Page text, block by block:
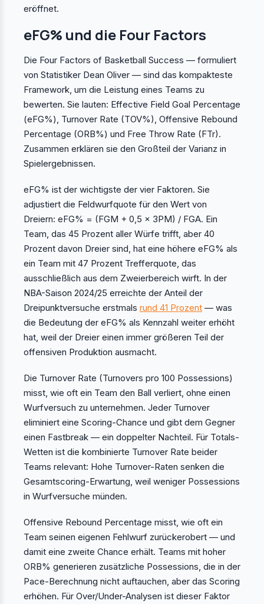
eröffnet.
eFG% und die Four Factors
Die Four Factors of Basketball Success — formuliert
von Statistiker Dean Oliver — sind das kompakteste
Framework, um die Leistung eines Teams zu
bewerten. Sie lauten: Effective Field Goal Percentage
(eFG%), Turnover Rate (TOV%), Offensive Rebound
Percentage (ORB%) und Free Throw Rate (FTr).
Zusammen erklären sie den Großteil der Varianz in
Spielergebnissen.
eFG% ist der wichtigste der vier Faktoren. Sie
adjustiert die Feldwurfquote für den Wert von
Dreiern: eFG% = (FGM + 0,5 × 3PM) / FGA. Ein
Team, das 45 Prozent aller Würfe trifft, aber 40
Prozent davon Dreier sind, hat eine höhere eFG% als
ein Team mit 47 Prozent Trefferquote, das
ausschließlich aus dem Zweierbereich wirft. In der
NBA-Saison 2024/25 erreichte der Anteil der
Dreipunktversuche erstmals rund 41 Prozent — was
die Bedeutung der eFG% als Kennzahl weiter erhöht
hat, weil der Dreier einen immer größeren Teil der
offensiven Produktion ausmacht.
Die Turnover Rate (Turnovers pro 100 Possessions)
misst, wie oft ein Team den Ball verliert, ohne einen
Wurfversuch zu unternehmen. Jeder Turnover
eliminiert eine Scoring-Chance und gibt dem Gegner
einen Fastbreak — ein doppelter Nachteil. Für Totals-
Wetten ist die kombinierte Turnover Rate beider
Teams relevant: Hohe Turnover-Raten senken die
Gesamtscoring-Erwartung, weil weniger Possessions
in Wurfversuche münden.
Offensive Rebound Percentage misst, wie oft ein
Team seinen eigenen Fehlwurf zurückerobert — und
damit eine zweite Chance erhält. Teams mit hoher
ORB% generieren zusätzliche Possessions, die in der
Pace-Berechnung nicht auftauchen, aber das Scoring
erhöhen. Für Over/Under-Analysen ist dieser Faktor